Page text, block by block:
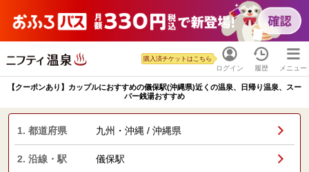
ログイン
購入済チケットはこちら
履歴 メニュー
【クーポンあり】カップルにおすすめの儀保駅(沖縄県)近くの温泉、日帰り温泉、スー
パー銭湯おすすめ
1. 都道府県 九州・沖縄 / 沖縄県
2. 沿線・駅 儀保駅